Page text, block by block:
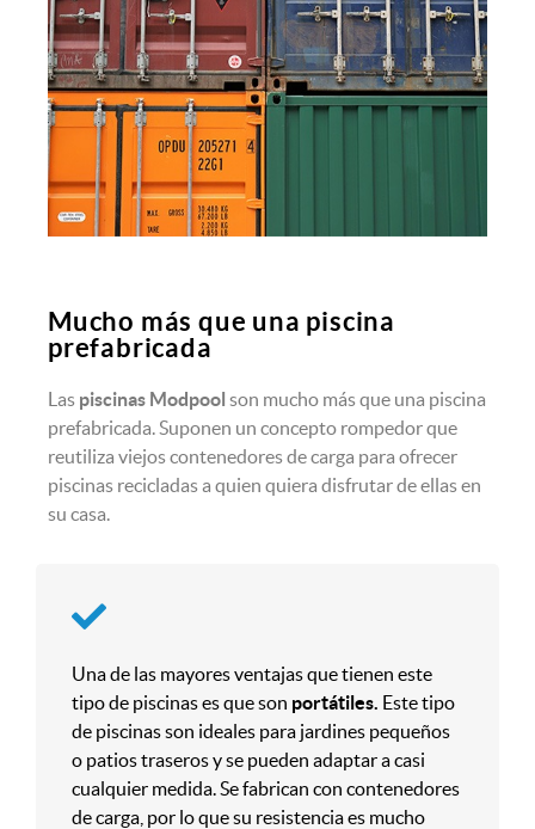
Mucho más que una piscina
prefabricada
Las piscinas Modpool son mucho más que una piscina
prefabricada. Suponen un concepto rompedor que
reutiliza viejos contenedores de carga para ofrecer
piscinas recicladas a quien quiera disfrutar de ellas en
su casa.
Una de las mayores ventajas que tienen este
tipo de piscinas es que son portátiles. Este tipo
de piscinas son ideales para jardines pequeños
o patios traseros y se pueden adaptar a casi
cualquier medida. Se fabrican con contenedores
de carga, por lo que su resistencia es mucho